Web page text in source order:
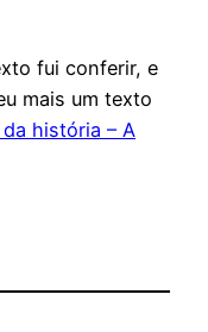
fui conferir, e
mais um texto
história – A